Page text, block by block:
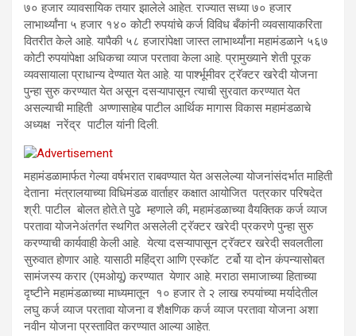
७० हजार व्यावसायिक तयार झालेले आहेत. राज्यात सध्या ७० हजार
लाभार्थ्यांना ५ हजार १४० कोटी रुपयांचे कर्ज विविध बँकांनी व्यवसायाकरिता
वितरीत केले आहे. यापैकी ५८ हजारांपेक्षा जास्त लाभार्थ्यांना महामंडळाने ५६७
कोटी रुपयांपेक्षा अधिकचा व्याज परतावा केला आहे. प्रामुख्याने शेती पूरक
व्यवसायाला प्राधान्य देण्यात येत आहे. या पार्श्भूमीवर ट्रॅक्टर खरेदी योजना
पुन्हा सुरु करण्यात येत असून दसऱ्यापासून त्याची सुरवात करण्यात येत
असल्याची माहिती अण्णासाहेब पाटील आर्थिक मागास विकास महामंडळाचे
अध्यक्ष नरेंद्र पाटील यांनी दिली.
महामंडळामार्फत गेल्या वर्षभरात राबवण्यात येत असलेल्या योजनांसंदर्भात माहिती
देताना मंत्रालयाच्या विधिमंडळ वार्ताहर कक्षात आयोजित पत्रकार परिषदेत
श्री. पाटील बोलत होते.ते पुढे म्हणाले की, महामंडळाच्या वैयक्तिक कर्ज व्याज
परतावा योजनेअंतर्गत स्थगित असलेली ट्रॅक्टर खरेदी प्रकरणे पुन्हा सुरु
करण्याची कार्यवाही केली आहे. येत्या दसऱ्यापासून ट्रॅक्टर खरेदी सवलतीला
सुरुवात होणार आहे. यासाठी महिंद्रा आणि एस्कॉट टर्बो या दोन कंपन्यासोबत
सामंजस्य करार (एमओयू) करण्यात येणार आहे. मराठा समाजाच्या हिताच्या
दृष्टीने महामंडळाच्या माध्यमातून १० हजार ते २ लाख रुपयांच्या मर्यादेतील
लघु कर्ज व्याज परतावा योजना व शैक्षणिक कर्ज व्याज परतावा योजना अशा
नवीन योजना प्रस्तावित करण्यात आल्या आहेत.